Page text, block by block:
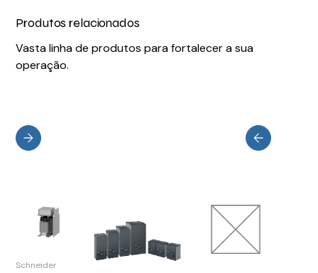
Produtos relacionados
Vasta linha de produtos para fortalecer a sua
operação.
Schneider